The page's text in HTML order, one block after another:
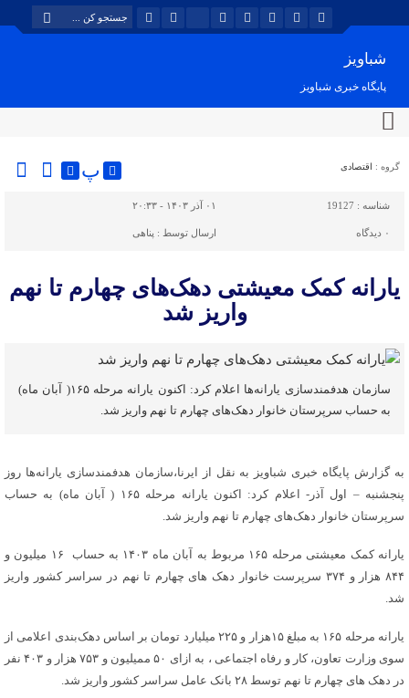
شباویز
پایگاه خبری شباویز
گروه : اقتصادی پ
شناسه : 19127 ۰۱ آذر ۱۴۰۳ - ۲۰:۳۳
۰ دیدگاه ارسال توسط : پناهی
یارانه کمک معیشتی دهک‌های چهارم تا نهم
واریز شد
سازمان هدفمندسازی یارانه‌ها اعلام کرد: اکنون یارانه مرحله ۱۶۵( آبان ماه)
به حساب سرپرستان خانوار دهک‌های چهارم تا نهم واریز شد. ‎
به گزارش پایگاه خبری شباویز به نقل از ایرنا،سازمان هدفمندسازی یارانه‌ها روز
پنجشنبه – اول آذر- اعلام کرد: اکنون یارانه مرحله ۱۶۵ ( آبان ماه) به حساب
سرپرستان خانوار دهک‌های چهارم تا نهم واریز شد. ‎
یارانه کمک معیشتی مرحله ۱۶۵ مربوط به آبان ماه ١۴٠٣ به حساب ۱۶ میلیون و
۸۴۴ هزار و ۳۷۴ سرپرست خانوار دهک های چهارم تا نهم در سراسر کشور واریز
شد.
یارانه مرحله ۱۶۵ به مبلغ ۱۵هزار و ۲۲۵ میلیارد تومان بر اساس دهک‌بندی اعلامی از
سوی وزارت تعاون، کار و رفاه اجتماعی ، به ازای ۵۰ ممیلیون و ۷۵۳ هزار و ۴۰۳ نفر
در دهک های چهارم تا نهم توسط ۲۸ بانک عامل سراسر کشور واریز شد.